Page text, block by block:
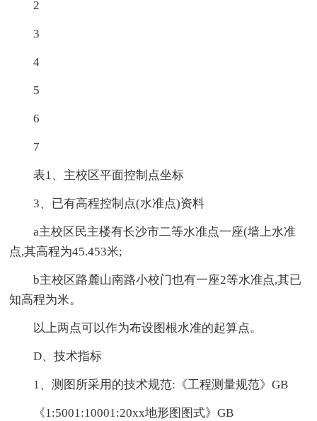
2
3
4
5
6
7
表1、主校区平面控制点坐标
3、已有高程控制点(水准点)资料
a主校区民主楼有长沙市二等水准点一座(墙上水准
点,其高程为45.453米;
b主校区路麓山南路小校门也有一座2等水准点,其已
知高程为米。
以上两点可以作为布设图根水准的起算点。
D、技术指标
1、测图所采用的技术规范:《工程测量规范》GB
《1:5001:10001:20xx地形图图式》GB